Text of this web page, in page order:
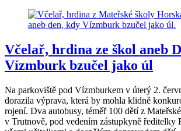
Včelař, hrdina ze škol aneb
Vízmburk bzučel jako úl
Na parkoviště pod Vízmburkem v úterý 2.
dorazila výprava, která by mohla klidně
rojení. Dva autobusy, téměř 100 dětí z
v Trutnově, pod vedením zástupkyně ředitelky